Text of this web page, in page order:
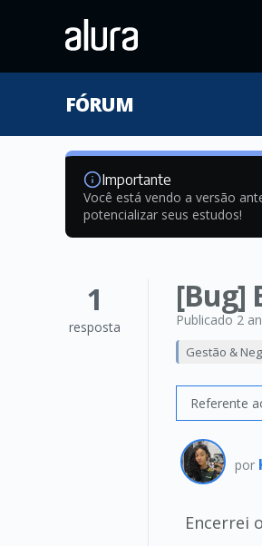
FÓRUM
Importante
Você está vendo a versão
potencializar seus estudos!
1
resposta
[Bug]
Publicado 2
Gestão &
Referente
por
Encerrei